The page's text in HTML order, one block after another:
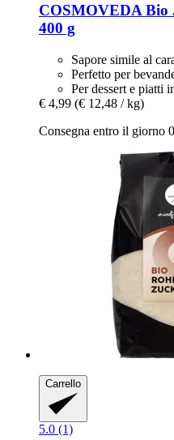
COSMOVEDA Bio
400 g
Sapore simile al
Perfetto per
Per dessert e piatti
€ 4,99 (€ 12,48 / kg)
Consegna entro il giorno
Carrello
5.0 (1)